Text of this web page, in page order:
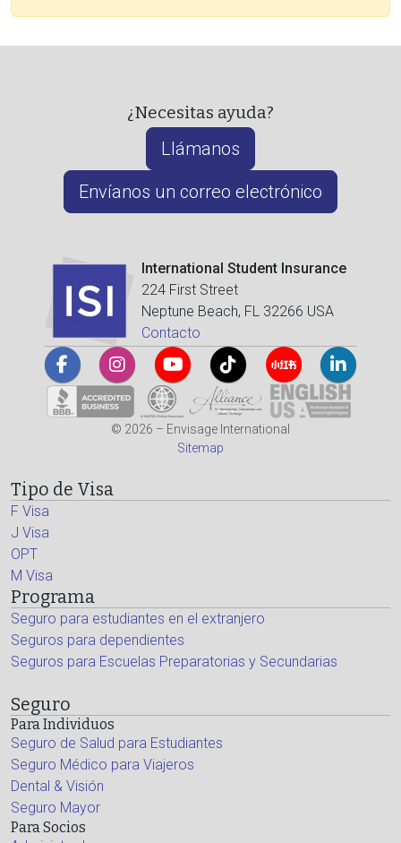
¿Necesitas ayuda?
Llámanos
Envíanos un correo electrónico
International Student Insurance
224 First Street
Neptune Beach, FL 32266 USA
Contacto
© 2026 – Envisage International
Sitemap
Tipo de Visa
F Visa
J Visa
OPT
M Visa
Programa
Seguro para estudiantes en el extranjero
Seguros para dependientes
Seguros para Escuelas Preparatorias y Secundarias
Seguro
Para Individuos
Seguro de Salud para Estudiantes
Seguro Médico para Viajeros
Dental & Visión
Seguro Mayor
Para Socios